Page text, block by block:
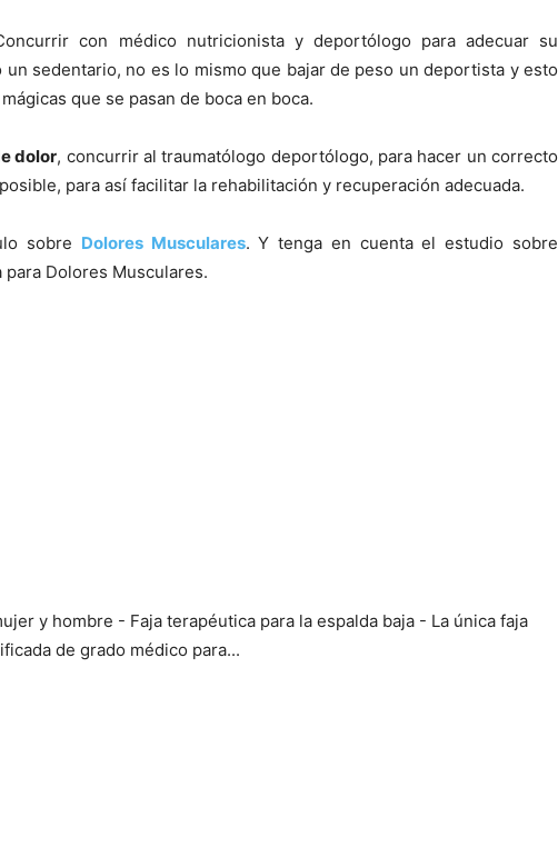
con médico nutricionista y deportólogo para adecuar su
un sedentario, no es lo mismo que bajar de peso un deportista y esto
que se pasan de boca en boca.
dolor, concurrir al traumatólogo deportólogo, para hacer un correcto
para así­ facilitar la rehabilitación y recuperación adecuada.
sobre Dolores Musculares. Y tenga en cuenta el estudio sobre
Dolores Musculares.
y hombre - Faja terapéutica para la espalda baja - La única faja
de grado médico para...